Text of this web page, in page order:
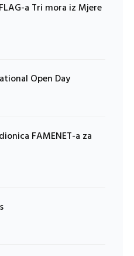
a Tri mora iz Mjere
Open Day
FAMENET-a za